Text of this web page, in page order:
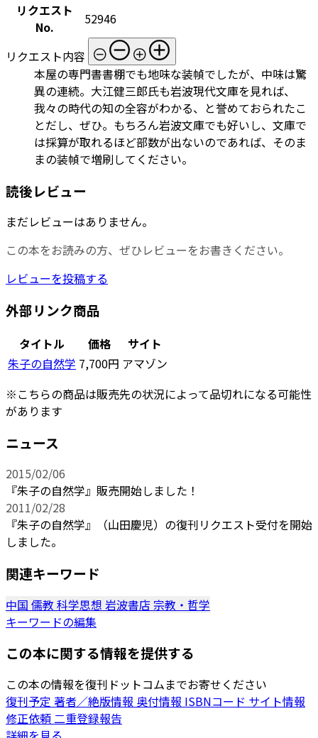
リクエスト
No.
52946
リクエスト内容
本屋の専門書書棚でも地味な装幀でしたが、中味は驚
異の連続。大江健三郎氏も岩波現代文庫を見れば、
我々の時代の知の全容がわかる、と誉めておられたこ
とだし、ぜひ。もちろん岩波文庫でも好いし、文庫で
は採算が取れるほど部数が出ないのであれば、そのま
まの装幀で増刷してください。
読後レビュー
まだレビューはありません。
この本をお読みの方、ぜひレビューをお書きください。
レビューを投稿する
外部リンク商品
タイトル 価格
サイト
朱子の自然学 7,700円 アマゾン
※こちらの商品は販売先の状況によって品切れになる可能性
があります
ニュース
2015/02/06
『朱子の自然学』販売開始しました！
2011/02/28
『朱子の自然学』（山田慶児）の復刊リクエスト受付を開始
しました。
関連キーワード
中国 儒教 科学思想 岩波書店 宗教・哲学
キーワードの編集
この本に関する情報を提供する
この本の情報を復刊ドットコムまでお寄せください
復刊予定 著者／絶版情報 奥付情報 ISBNコード サイト情報
修正依頼二重登録報告